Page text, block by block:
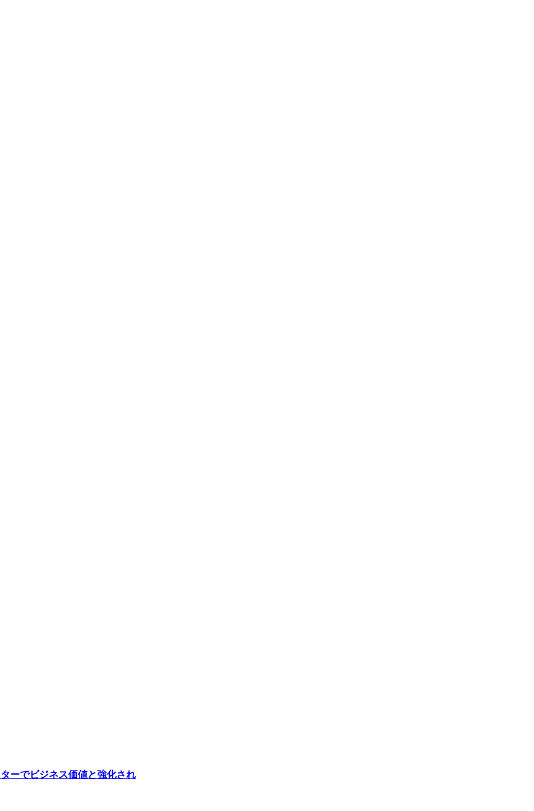
ーでビジネス価値と強化され